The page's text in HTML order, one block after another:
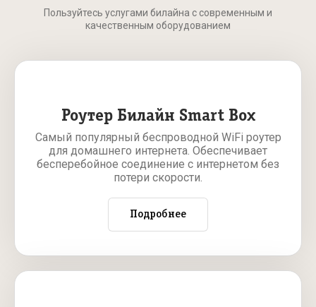
Пользуйтесь услугами билайна с современным и
качественным оборудованием
Роутер Билайн Smart Box
Самый популярный беспроводной WiFi роутер
для домашнего интернета. Обеспечивает
бесперебойное соединение с интернетом без
потери скорости.
Подробнее